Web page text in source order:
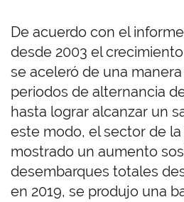
De acuerdo con el informe
desde 2003 el
se aceleró de una
periodos de alternancia
hasta lograr alcanzar un
este modo, el sector de la
mostrado un aumento
desembarques totales
en 2019, se produjo una